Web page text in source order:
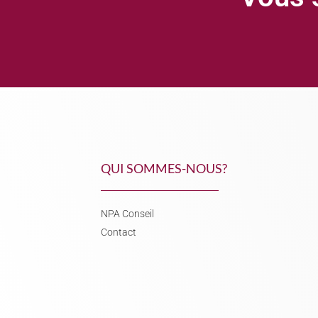
QUI SOMMES-NOUS?
NPA Conseil
Contact